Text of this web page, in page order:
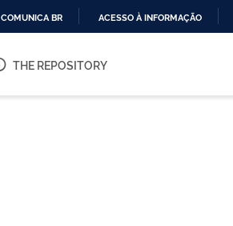
O
COMUNICA BR ACESSO À INFORMAÇÃO
THE REPOSITORY